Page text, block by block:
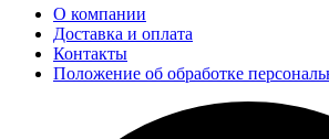
О компании
Доставка и оплата
Контакты
Положение об обработке